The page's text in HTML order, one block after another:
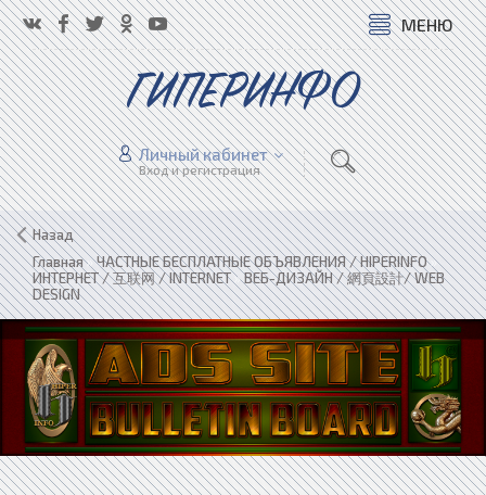
МЕНЮ
ГИПЕРИНФО
Личный кабинет
Вход и регистрация
Назад
Главная»ЧАСТНЫЕ БЕСПЛАТНЫЕ ОБЪЯВЛЕНИЯ / HIPERINFO»
ИНТЕРНЕТ / 互联网 / INTERNET»ВЕБ-ДИЗАЙН / 網頁設計/ WEB
DESIGN